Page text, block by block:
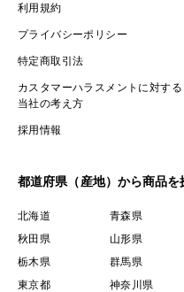
利用規約
プライバシーポリシー
特定商取引法
カスタマーハラスメントに対する
当社の考え方
採用情報
都道府県（産地）から商品を
北海道 青森県
秋田県
山形県
栃木県
群馬県
東京都
神奈川県